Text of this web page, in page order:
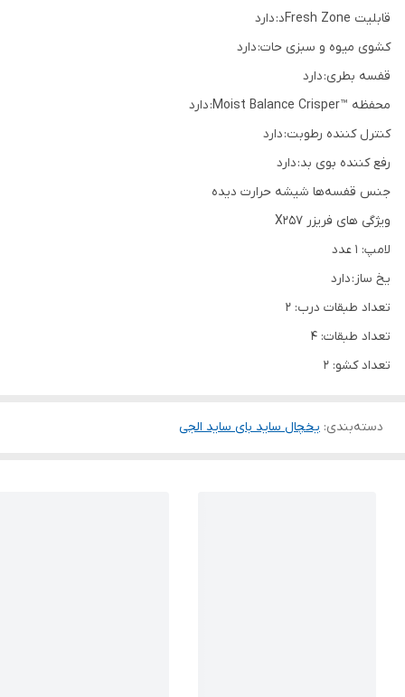
قابلیت Fresh Zoneد: دارد
کشوی میوه و سبزی حات: دارد
قفسه بطری: دارد
محفظه ™Moist Balance Crisper: دارد
کنترل کننده رطوبت: دارد
رفع کننده بوی بد: دارد
جنس قفسه‌ها شیشه حرارت دیده
ویژگی های فریزر X257
لامپ: 1 عدد
یخ ساز: دارد
تعداد طبقات درب: 2
تعداد طبقات: 4
تعداد کشو: 2
دسته‌بندی: یخچال ساید بای ساید الجی